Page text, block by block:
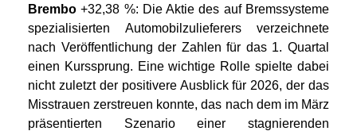
Brembo+32,38 %: Die Aktie des auf Bremssysteme
spezialisierten Automobilzulieferers verzeichnete
nach Veröffentlichung der Zahlen für das 1. Quartal
einen Kurssprung. Eine wichtige Rolle spielte dabei
nicht zuletzt der positivere Ausblick für 2026, der das
Misstrauen zerstreuen konnte, das nach dem im März
präsentierten Szenario einer stagnierenden